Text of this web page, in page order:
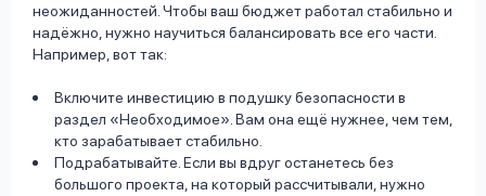
неожиданностей. Чтобы ваш бюджет работал стабильно и
надёжно, нужно научиться балансировать все его части.
Например, вот так:
Включите инвестицию в подушку безопасности в
раздел «Необходимое». Вам она ещё нужнее, чем тем,
кто зарабатывает стабильно.
Подрабатывайте. Если вы вдруг останетесь без
большого проекта, на который рассчитывали, нужно